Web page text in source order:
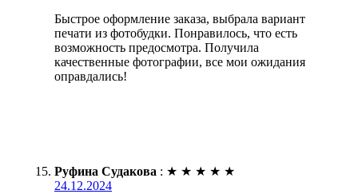
Быстрое оформление заказа, выбрала вариант
печати из фотобудки. Понравилось, что есть
возможность предосмотра. Получила
качественные фотографии, все мои ожидания
оправдались!
Руфина Судакова : ★ ★ ★ ★ ★
24.12.2024